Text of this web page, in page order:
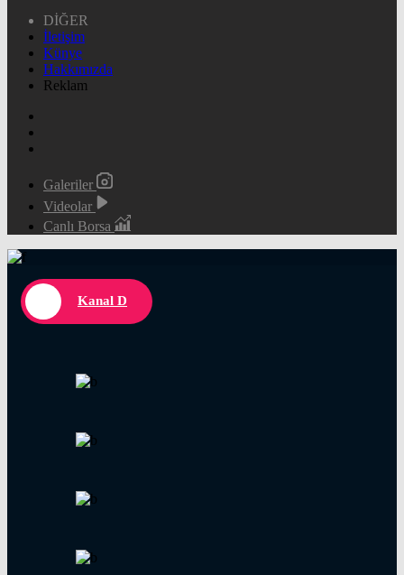
DİĞER
İletişim
Künye
Hakkımızda
Reklam
Galeriler
Videolar
Canlı Borsa
Kanal D